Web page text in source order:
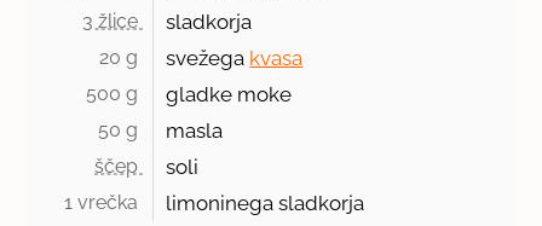
3 žlice sladkorja
20 g svežega kvasa
500 g gladke moke
50 g masla
ščep soli
1 vrečka limoninega sladkorja